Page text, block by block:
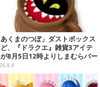
あくまのつぼ」ダストボックス
、『ドラクエ』雑貨3アイテ
8月5日12時よりしまむらパー
オンラインストア）にて販